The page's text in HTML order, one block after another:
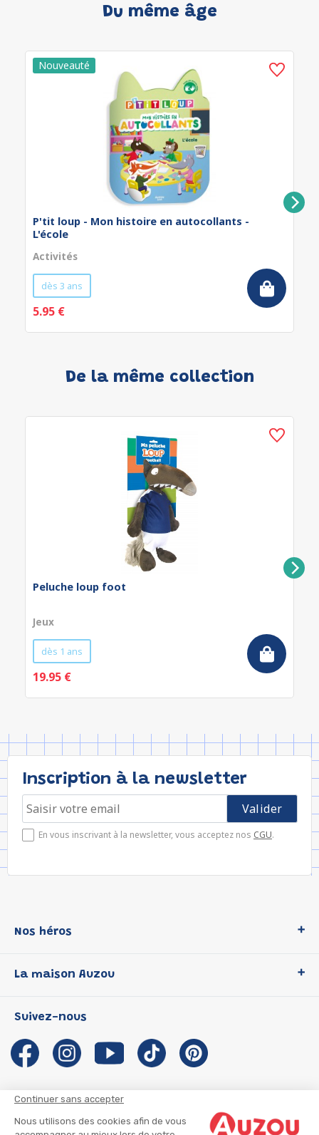
Continuer sans accepter
Nous utilisons des cookies afin de vous
Du même âge
P'tit loup - Mon histoire en autocollants -
L'école
Activités
dès 3 ans
5.95 €
De la même collection
Peluche loup foot
Jeux
dès 1 ans
19.95 €
Inscription à la newsletter
En vous inscrivant à la newsletter, vous acceptez nos CGU.
Nos héros
P'tit Loup
Les Influenceuses
Migali
Petite Taupe
La maison Auzou
Notre histoire
Auzou s'engage
Auteurs et illustrateurs Auzou
Suivre mon colis
Suivez-nous
CGU